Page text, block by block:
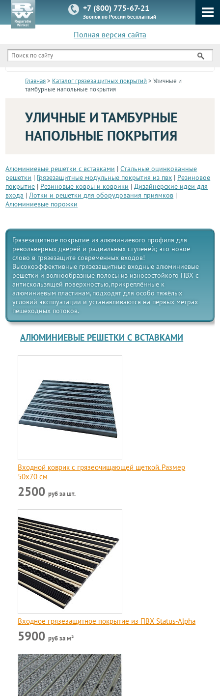
+7 (800) 775-67-21
Звонок по России бесплатный
Полная версия сайта
КАТАЛОГ
Главная> Каталог грязезащитных покрытий > Уличные и
тамбурные напольные покрытия
УЛИЧНЫЕ И ТАМБУРНЫЕ
НАПОЛЬНЫЕ ПОКРЫТИЯ
Алюминиевые решетки с вставками |Стальные оцинкованные
решетки | Грязезащитные модульные покрытия из пвх | Резиновое
покрытие | Резиновые ковры и коврики |Дизайнерские идеи для
входа |Лотки и решетки для оборудования приямков |
Алюминиевые порожки
Грязезащитное покрытие из алюминиевого профиля для
револьверных дверей и радиальных ступеней; это новое
слово в грязезащите современных входов!
Высокоэффективные грязезащитные входные алюминиевые
решетки и волнообразные полосы из износостойкого ПВХ с
антискользящей поверхностью, прикреплённые к
алюминиевым пластинам, подходят для особо тяжёлых
условий эксплуатации и устанавливаются на первых метрах
пешеходных потоков.
АЛЮМИНИЕВЫЕ РЕШЕТКИ С ВСТАВКАМИ
Входной коврик с грязеочищающей щеткой. Размер
50х70 см
2500руб за шт.
Входное грязезащитное покрытие из ПВХ Status-Alpha
5900руб за м²